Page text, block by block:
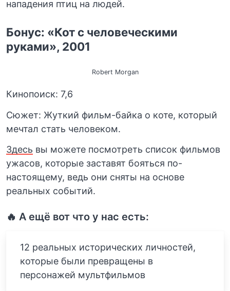
нападения птиц на людей.
Бонус: «Кот с человеческими
руками», 2001
Robert Morgan
Кинопоиск: 7,6
Сюжет: Жуткий фильм-байка о коте, который
мечтал стать человеком.
Здесь вы можете посмотреть список фильмов
ужасов, которые заставят бояться по-
настоящему, ведь они сняты на основе
реальных событий.
🔥 А ещё вот что у нас есть:
12 реальных исторических личностей,
которые были превращены в
персонажей мультфильмов